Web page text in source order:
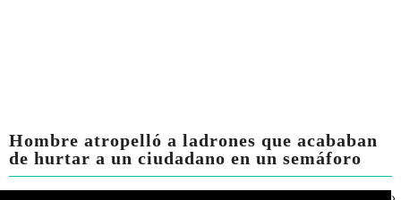
Hombre atropelló a ladrones que acababan
de hurtar a un ciudadano en un semáforo